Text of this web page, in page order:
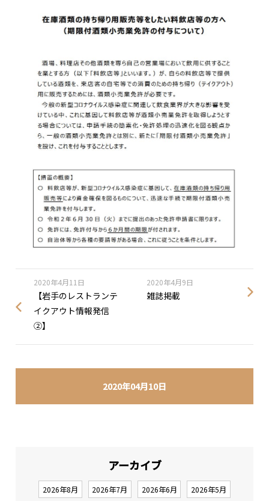
2020年04月10日
2020年4月11日
【岩手のレストランテ
イクアウト情報発信
②】
2020年4月9日
雑誌掲載
アーカイブ
2026年8月 2026年7月 2026年6月 2026年5月